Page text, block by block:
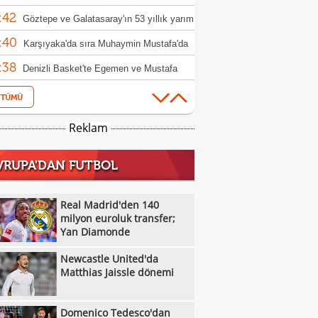
Göztepe ve Galatasaray'ın 53 yıllık yarım
Karşıyaka'da sıra Muhaymin Mustafa'da
Denizli Basket'te Egemen ve Mustafa
imza
Bodrum FK'dan çifte takviye
TOFAŞ'ın hazırlık ve kamp programı belli
Fenerbahçe'nin kalecisi Ederson için
gelişme!
Galatasaray'da Sanchez defteri kapandı
Fenerbahçe'de Jayden Oosterwolde'den
haberBeşiktaş Erkek Basketbol'da isim
gelişmesi!
Lonnie Walker IV NBA'e geri döndü
Reklam
FUTBOL
Real Madrid'den 140
milyon euroluk transfer;
Yan Diamonde
Newcastle United'da
Matthias Jaissle dönemi
Domenico Tedesco'dan